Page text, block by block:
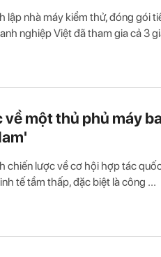
lập nhà máy kiểm thử, đóng gói
nghiệp Việt đã tham gia cả 3
một thủ phủ máy
chiến lược về cơ hội hợp tác
tế tầm thấp, đặc biệt là công ...